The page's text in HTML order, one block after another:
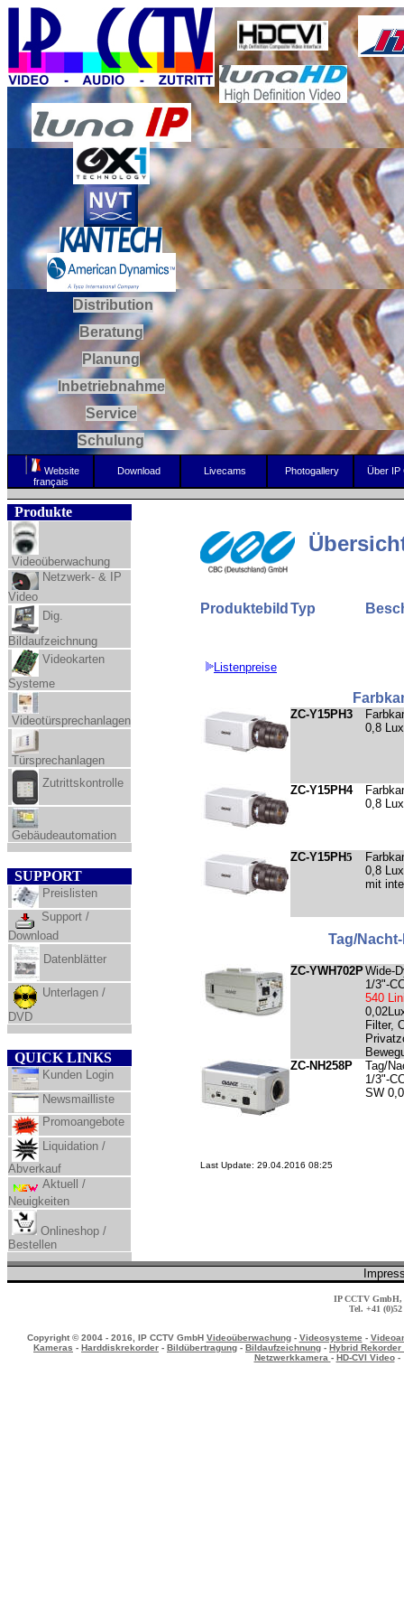
Distribution
Beratung
Planung
Inbetriebnahme
Service
Schulung
Website
français
Download Livecams Photogallery Über IP
Produkte
Videoüberwachung
Netzwerk- & IP
Video
Dig.
Bildaufzeichnung
Videokarten
Systeme
Videotürsprechanlagen
Türsprechanlagen
Zutrittskontrolle
Gebäudeautomation
SUPPORT
Preislisten
Support /
Download
Datenblätter
Unterlagen /
DVD
QUICK LINKS
Kunden Login
Newsmailliste
Promoangebote
Liquidation /
Abverkauf
Aktuell /
Neuigkeiten
Onlineshop /
Bestellen
Produktebild Typ
Listenpreise
ZC-Y15PH3
0,8
ZC-Y15PH4
0,8
ZC-Y15PH5
0,8
mit
Tag/
ZC-YWH702PWide-
1/3"-
540
Filter,
ZC-NH258P
Tag/
1/3"-
SW
Last Update: 29.04.2016 08:25
IP CCTV GmbH,
Tel. +41
Copyright © 2004 - 2016, IP CCTV GmbH Videoüberwachung- Videosysteme -
Kameras - Harddiskrekorder - Bildübertragung - Bildaufzeichnung - Hybrid Rekorder
Netzwerkkamera - HD-CVI Video